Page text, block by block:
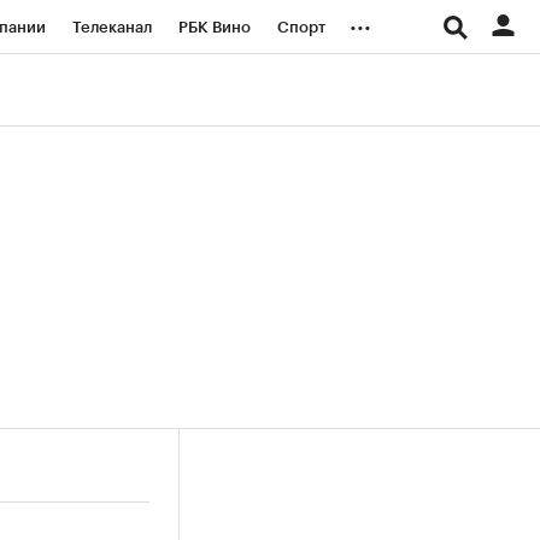
Телеканал РБК Вино Спорт ...